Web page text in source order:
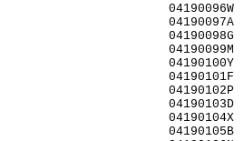
04190096W
04190097A
04190098G
04190099M
04190100Y
04190101F
04190102P
04190103D
04190104X
04190105B